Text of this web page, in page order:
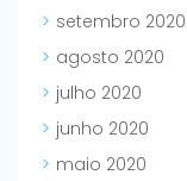
setembro 2020
agosto 2020
julho 2020
junho 2020
maio 2020